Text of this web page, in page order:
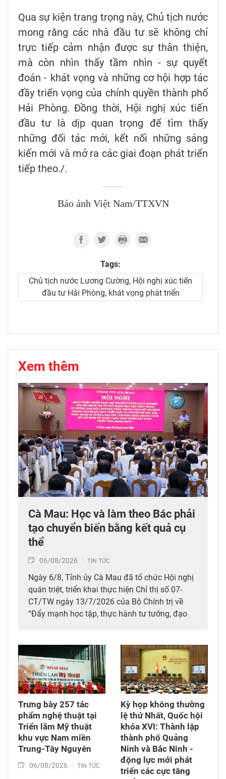
Qua sự kiện trang trọng này, Chủ tịch nước
mong rằng các nhà đầu tư sẽ không chỉ
trực tiếp cảm nhận được sự thân thiện,
mà còn nhìn thấy tầm nhìn - sự quyết
đoán - khát vọng và những cơ hội hợp tác
đầy triển vọng của chính quyền thành phố
Hải Phòng. Đồng thời, Hội nghị xúc tiến
đầu tư là dịp quan trọng để tìm thấy
những đối tác mới, kết nối những sáng
kiến mới và mở ra các giai đoạn phát triển
tiếp theo./.
Báo ảnh Việt Nam/TTXVN
Tags:
Chủ tịch nước Lương Cường, Hội nghị xúc tiến
đầu tư Hải Phòng, khát vọng phát triển
Xem thêm
Cà Mau: Học và làm theo Bác phải
tạo chuyển biến bằng kết quả cụ
thể
06/08/2026 TIN TỨC
Ngày 6/8, Tỉnh ủy Cà Mau đã tổ chức Hội nghị
quán triệt, triển khai thực hiện Chỉ thị số 07-
CT/TW ngày 13/7/2026 của Bộ Chính trị về
“Đẩy mạnh học tập, thực hành tư tưởng, đạo
của tỉnh giai đoạn 2026-2030 với chủ đề “Khát
vọng phát triển đất nước phồn vinh, hạnh
phúc”.
Trưng bày 257 tác
phẩm nghệ thuật tại
Triển lãm Mỹ thuật
khu vực Nam miền
Trung-Tây Nguyên
06/08/2026 TIN TỨC
Kỳ họp không thường
lệ thứ Nhất, Quốc hội
khóa XVI: Thành lập
thành phố Quảng
Ninh và Bắc Ninh -
động lực mới phát
triển các cực tăng